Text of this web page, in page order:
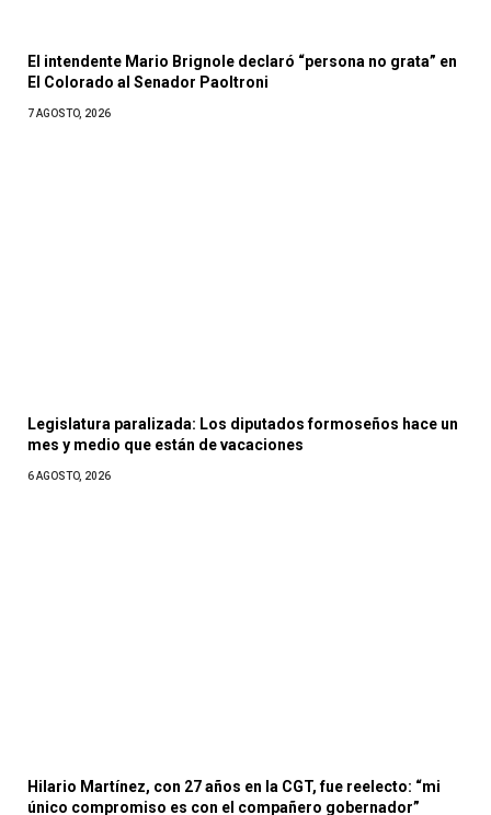
El intendente Mario Brignole declaró “persona no grata” en
El Colorado al Senador Paoltroni
7 AGOSTO, 2026
Legislatura paralizada: Los diputados formoseños hace un
mes y medio que están de vacaciones
6 AGOSTO, 2026
Hilario Martínez, con 27 años en la CGT, fue reelecto: “mi
único compromiso es con el compañero gobernador”